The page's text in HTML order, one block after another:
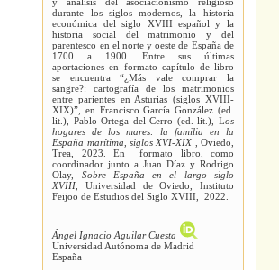
durante los siglos modernos, la historia
económica del siglo XVIII español y la
historia social del matrimonio y del
parentesco en el norte y oeste de España de
1700 a 1900. Entre sus últimas
aportaciones en formato capítulo de libro
se encuentra “¿Más vale comprar la
sangre?: cartografía de los matrimonios
entre parientes en Asturias (siglos XVIII-
XIX)”, en Francisco García González (ed.
lit.), Pablo Ortega del Cerro (ed. lit.), Los
hogares de los mares: la familia en la
España marítima, siglos XVI-XIX , Oviedo,
Trea, 2023. En formato libro, como
coordinador junto a Juan Díaz y Rodrigo
Olay, Sobre España en el largo siglo
XVIII , Universidad de Oviedo, Instituto
Feijoo de Estudios del Siglo XVIII, 2022.
Ángel Ignacio Aguilar Cuesta
Universidad Autónoma de Madrid
España